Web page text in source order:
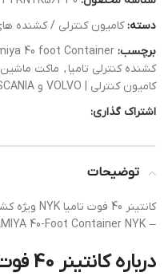
دسته: کامیون کنترلی / کشنده
برچسب: 40 foot Container
کشنده کنترلی تامیا , ماکت ماشین
کامیون کنترلی | VOLVO و SCANIA کنترلی
اشتراک گذاری:
توضیحات
– TAMIYA 40-Foot Container NYK
درباره کانتینر 40 فوت NYK